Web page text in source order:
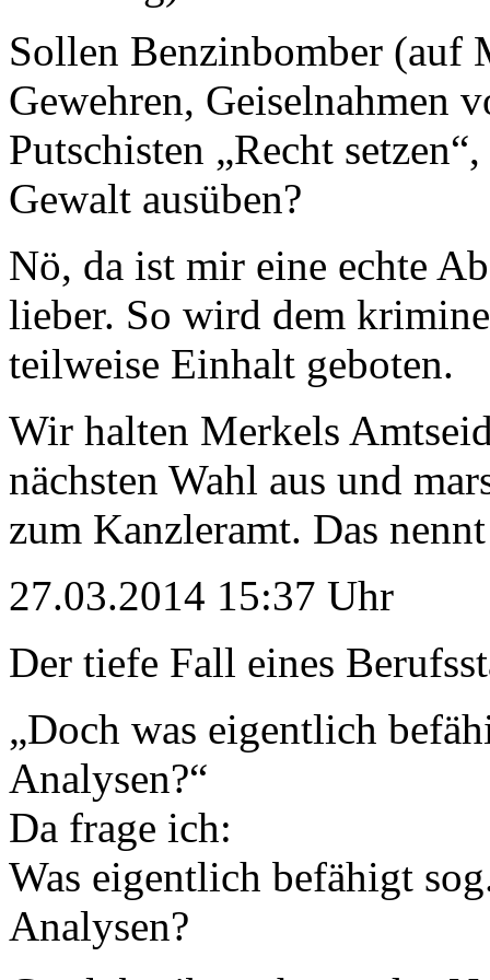
Sollen Benzinbomber (auf
Gewehren, Geiselnahmen
Putschisten „Recht
Gewalt ausüben?
Nö, da ist mir eine echte
lieber. So wird dem
teilweise Einhalt geboten.
Wir halten Merkels
nächsten Wahl aus und
zum Kanzleramt. Das
27.03.2014 15:37 Uhr
Der tiefe Fall eines
„Doch was eigentlich
Analysen?“
Da frage ich:
Was eigentlich befähigt
Analysen?